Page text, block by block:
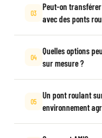
03
Peut-on
avec des ponts
04
Quelles options
sur mesure ?
05
Un pont roulant
environnement